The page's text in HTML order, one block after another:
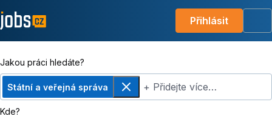
Přihlásit
Jakou práci hledáte?
Státní a veřejná správa
Odebrat+ Přidejte více…
Kde?